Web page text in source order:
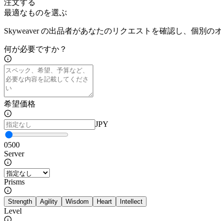
注文する
最適なものを選ぶ
Skyweaver の出品者があなたのリクエストを確認し、個別の
何が必要ですか？
希望価格
JPY
0500
Server
Prisms
Strength Agility Wisdom Heart Intellect
Level